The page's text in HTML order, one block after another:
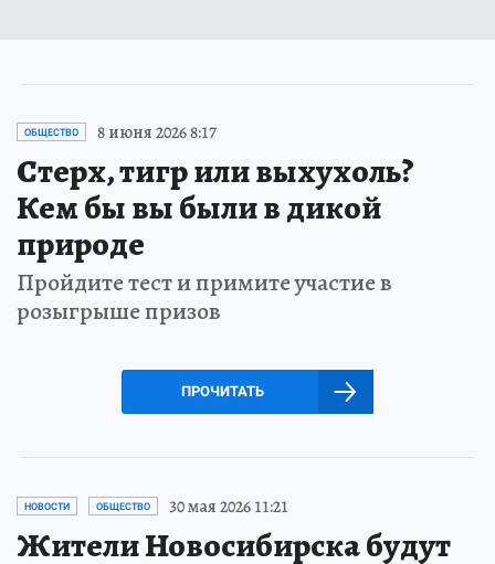
ОБЩЕСТВО 8 июня 2026 8:17
Стерх, тигр или выхухоль?
Кем бы вы были в дикой
природе
Пройдите тест и примите участие в
розыгрыше призов
ПРОЧИТАТЬ
НОВОСТИ ОБЩЕСТВО 30 мая 2026 11:21
Жители Новосибирска будут